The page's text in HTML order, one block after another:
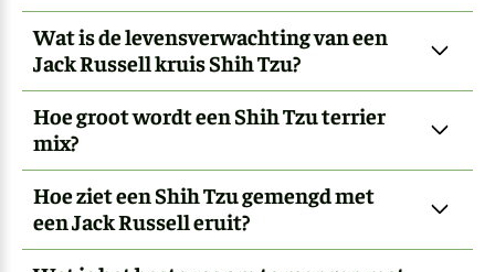
Wat is de levensverwachting van een
Jack Russell kruis Shih Tzu?
Hoe groot wordt een Shih Tzu terrier
mix?
Hoe ziet een Shih Tzu gemengd met
een Jack Russell eruit?